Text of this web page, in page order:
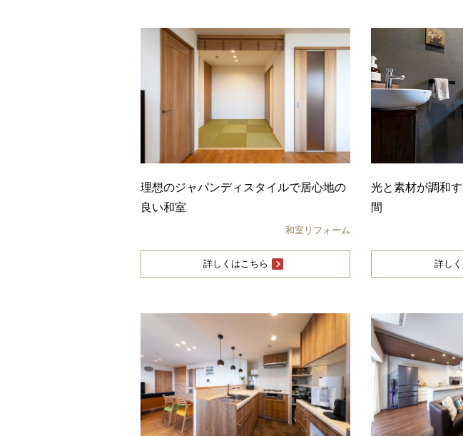
理想のジャパンディスタイルで居心地の
良い和室
和室リフォーム
詳しくはこちら
光と素材が調和
間
詳し